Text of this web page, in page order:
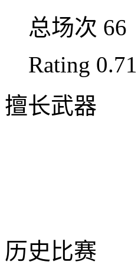
总场次 66
Rating 0.71
擅长武器
历史比赛